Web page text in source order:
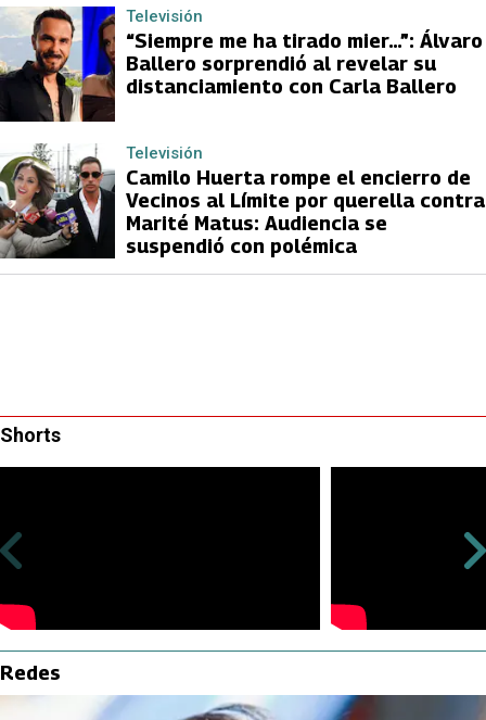
Televisión
“Siempre me ha tirado mier…”: Álvaro
Ballero sorprendió al revelar su
distanciamiento con Carla Ballero
Televisión
Camilo Huerta rompe el encierro de
Vecinos al Límite por querella contra
Marité Matus: Audiencia se
suspendió con polémica
Shorts
Redes